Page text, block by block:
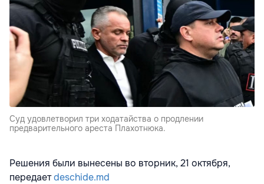
Суд удовлетворил три ходатайства о продлении
предварительного ареста Плахотнюка.
Решения были вынесены во вторник, 21 октября,
передаетdeschide.md